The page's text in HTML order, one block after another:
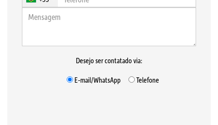
Desejo ser contatado via:
E-mail/WhatsApp
Telefone